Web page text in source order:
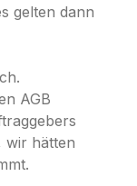
gelten dann
AGB
wir hätten